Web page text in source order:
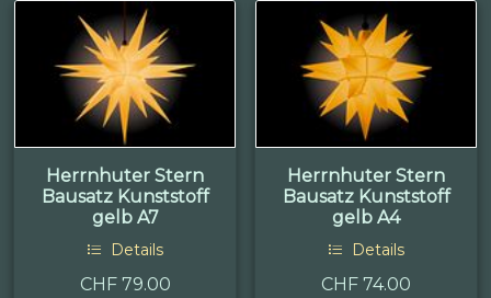
Herrnhuter Stern
Bausatz Kunststoff
gelb A7
Details
CHF 79.00
Herrnhuter Stern
Bausatz Kunststoff
gelb A4
Details
CHF 74.00